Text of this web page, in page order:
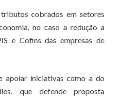
cobrados em setores
no caso a redução a
e Cofins das empresas de
apoiar iniciativas como a do
que defende proposta